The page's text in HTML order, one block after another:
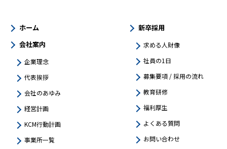
ホーム
会社案内
企業理念
代表挨拶
会社のあゆみ
経営計画
KCM行動計画
事業所一覧
新卒採用
求める人財像
社員の1日
募集要項 / 採用の流れ
教育研修
福利厚生
よくある質問
お問い合わせ